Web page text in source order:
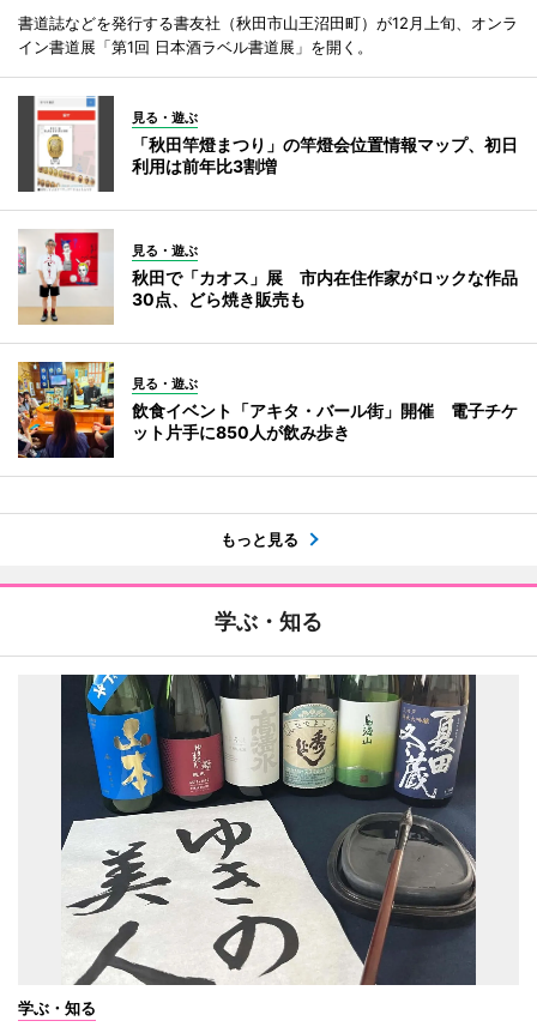
書道誌などを発行する書友社（秋田市山王沼田町）が12月上旬、オンラ
イン書道展「第1回 日本酒ラベル書道展」を開く。
見る・遊ぶ
「秋田竿燈まつり」の竿燈会位置情報マップ、初日
利用は前年比3割増
見る・遊ぶ
秋田で「カオス」展 市内在住作家がロックな作品
30点、どら焼き販売も
見る・遊ぶ
飲食イベント「アキタ・バール街」開催 電子チケ
ット片手に850人が飲み歩き
もっと見る
学ぶ・知る
学ぶ・知る